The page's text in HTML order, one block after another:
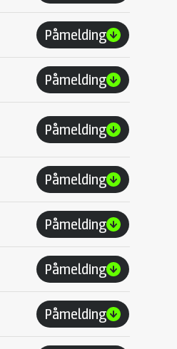
Påmelding
Påmelding
Påmelding
Påmelding
Påmelding
Påmelding
Påmelding